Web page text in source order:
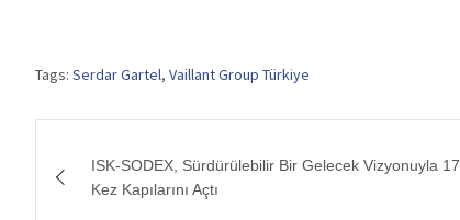
Tags: Serdar Gartel, Vaillant Group Türkiye
gezinmesi
ISK-SODEX, Sürdürülebilir Bir Gelecek Vizyonuyla 17.
Kez Kapılarını Açtı